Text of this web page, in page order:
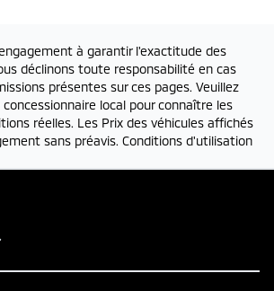
à garantir l'exactitude des
déclinons toute responsabilité en cas
présentes sur ces pages. Veuillez
local pour connaître les
réelles. Les Prix des véhicules affichés
sans préavis. Conditions d'utilisation